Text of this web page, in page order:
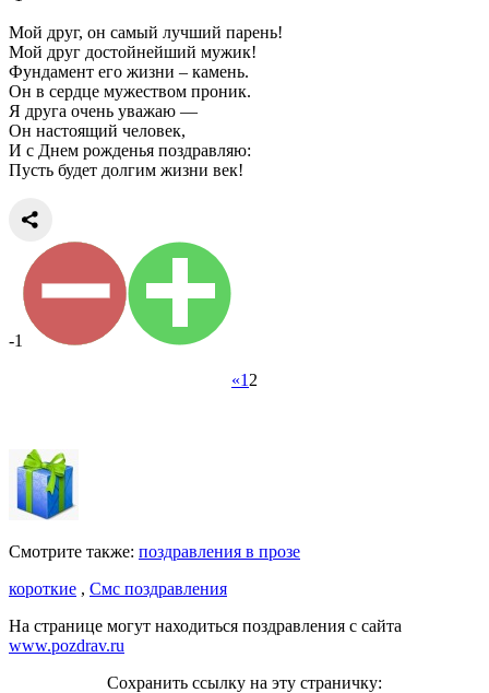
Мой друг, он самый лучший парень!
Мой друг достойнейший мужик!
Фундамент его жизни – камень.
Он в сердце мужеством проник.
Я друга очень уважаю —
Он настоящий человек,
И с Днем рожденья поздравляю:
Пусть будет долгим жизни век!
-1
«1 2
Смотрите также: поздравления в прозе
короткие , Смс поздравления
На странице могут находиться поздравления с сайта
www.pozdrav.ru
Сохранить ссылку на эту страничку: